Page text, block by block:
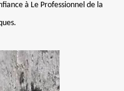
à Le Professionnel de la